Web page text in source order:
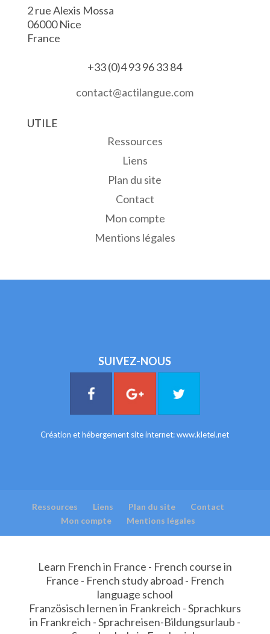
2 rue Alexis Mossa
06000 Nice
France
+33 (0)4 93 96 33 84
contact@actilangue.com
UTILE
Ressources
Liens
Plan du site
Contact
Mon compte
Mentions légales
SUIVEZ-NOUS
Création et hébergement site internet:www.kletel.net
Ressources Liens Plan du site
Contact
Mon compte
Mentions légales
Learn French in France - French course in
France - French study abroad - French
language school
Französisch lernen in Frankreich - Sprachkurs
in Frankreich - Sprachreisen-Bildungsurlaub -